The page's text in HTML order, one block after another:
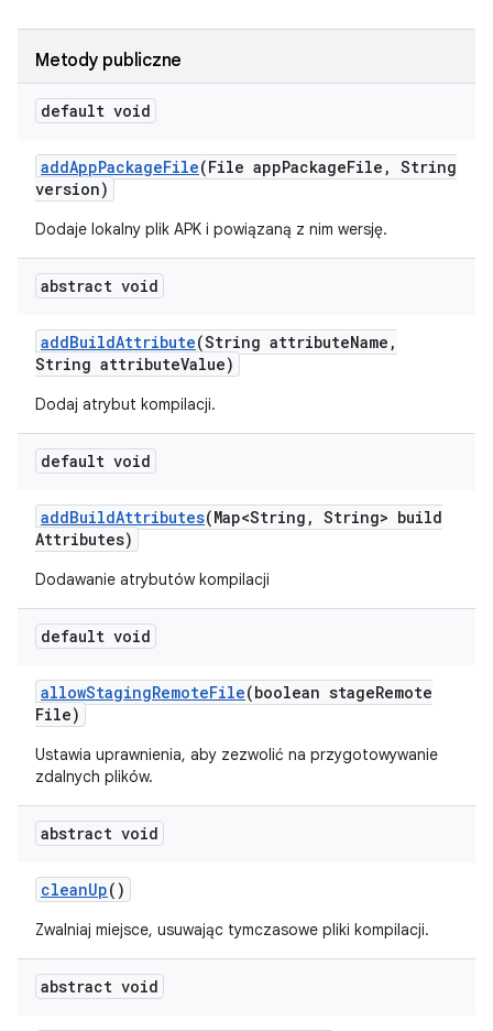
Metody publiczne
default void
addAppPackageFile(File appPackageFile , String
version)
Dodaje lokalny plik APK i powiązaną z nim wersję.
abstract void
addBuildAttribute(String attributeName ,
String attributeValue)
Dodaj atrybut kompilacji.
default void
addBuildAttributes(Map<String , String> build
Attributes)
Dodawanie atrybutów kompilacji
default void
allowStagingRemoteFile(boolean stageRemote
File)
Ustawia uprawnienia, aby zezwolić na przygotowywanie
zdalnych plików.
abstract void
cleanUp()
Zwalniaj miejsce, usuwając tymczasowe pliki kompilacji.
abstract void